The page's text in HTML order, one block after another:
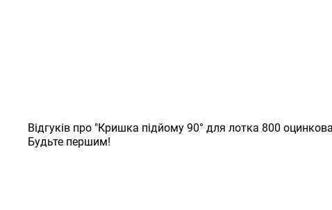
Відгуків про "Кришка підйому 90° для лотка 800
Будьте першим!